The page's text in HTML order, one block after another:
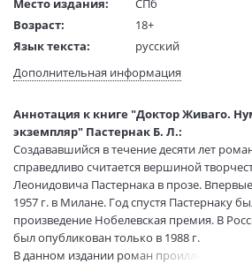
Место издания:
СПб
Возраст:
18+
Язык текста:
русский
Тип обложки:
Кожаный переплет
Бумага:
Офсетная
Обрез:
Торшонированный
Иллюстрации:
С иллюстрациями
Иллюстраторы:
Косач Татьяна
Размеры в мм
(ДхШхВ):
245x180x45
Вес:
835 гр.
Страниц:
496
Дополнительная информация
Аннотация к книге "Доктор Живаго.
экземпляр" Пастернак Б. Л.:
Создававшийся в течение десяти лет
справедливо считается вершиной
Леонидовича Пастернака в прозе.
1957 г. в Милане. Год спустя Пастернаку
произведение Нобелевская премия. В
был опубликован только в 1988 г.
В данном издании роман